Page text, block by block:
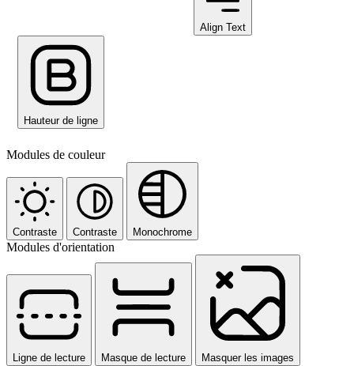
Align Text
Hauteur de ligne
Modules de couleur
Contraste Contraste Monochrome
Modules d'orientation
Ligne de lecture Masque de lecture Masquer les images